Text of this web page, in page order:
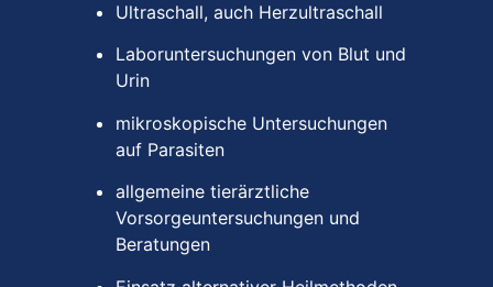
Ultraschall, auch Herzultraschall
Laboruntersuchungen von Blut und
Urin
mikroskopische Untersuchungen
auf Parasiten
allgemeine tierärztliche
Vorsorgeuntersuchungen und
Beratungen